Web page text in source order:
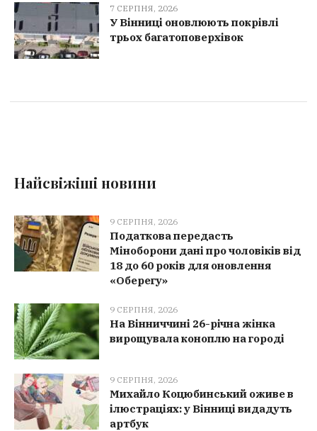
7 СЕРПНЯ, 2026
У Вінниці оновлюють покрівлі
трьох багатоповерхівок
Найсвіжіші новини
9 СЕРПНЯ, 2026
Податкова передасть
Міноборони дані про чоловіків від
18 до 60 років для оновлення
«Оберегу»
9 СЕРПНЯ, 2026
На Вінниччині 26-річна жінка
вирощувала коноплю на городі
9 СЕРПНЯ, 2026
Михайло Коцюбинський оживе в
ілюстраціях: у Вінниці видадуть
артбук